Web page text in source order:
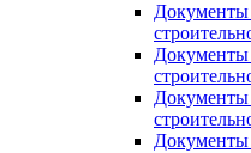
Документы
Документы
Документы